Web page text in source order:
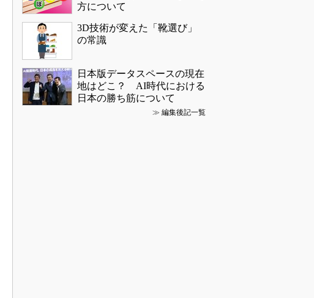
方について
3D技術が変えた「靴選び」
の常識
日本版データスペースの現在
地はどこ？ AI時代における
日本の勝ち筋について
≫ 編集後記一覧